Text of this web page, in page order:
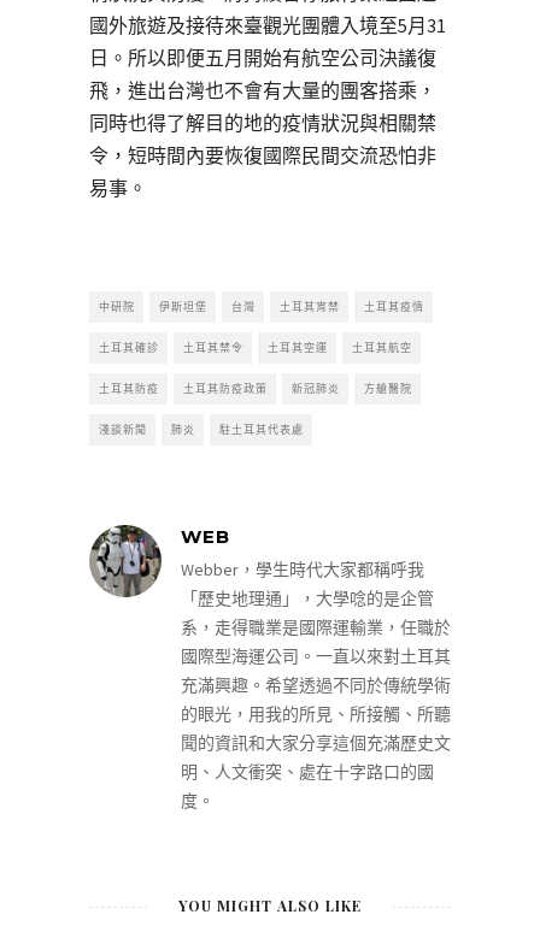
國外旅遊及接待來臺觀光團體入境至5月31
日。所以即便五月開始有航空公司決議復
飛，進出台灣也不會有大量的團客搭乘，
同時也得了解目的地的疫情狀況與相關禁
令，短時間內要恢復國際民間交流恐怕非
易事。
中研院 伊斯坦堡 台灣 土耳其宵禁 土耳其疫情
土耳其確診 土耳其禁令 土耳其空運 土耳其航空
土耳其防疫 土耳其防疫政策 新冠肺炎 方艙醫院
淺談新聞 肺炎 駐土耳其代表處
WEB
Webber，學生時代大家都稱呼我
「歷史地理通」，大學唸的是企管
系，走得職業是國際運輸業，任職於
國際型海運公司。一直以來對土耳其
充滿興趣。希望透過不同於傳統學術
的眼光，用我的所見、所接觸、所聽
聞的資訊和大家分享這個充滿歷史文
明、人文衝突、處在十字路口的國
度。
YOU MIGHT ALSO LIKE